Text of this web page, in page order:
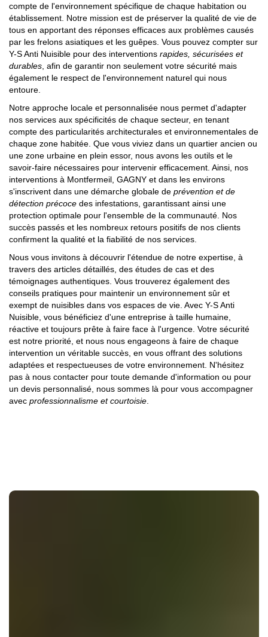
compte de l'environnement spécifique de chaque habitation ou
établissement. Notre mission est de préserver la qualité de vie de
tous en apportant des réponses efficaces aux problèmes causés
par les frelons asiatiques et les guêpes. Vous pouvez compter sur
Y-S Anti Nuisible pour des interventions rapides, sécurisées et
durables , afin de garantir non seulement votre sécurité mais
également le respect de l'environnement naturel qui nous
entoure.
Notre approche locale et personnalisée nous permet d'adapter
nos services aux spécificités de chaque secteur, en tenant
compte des particularités architecturales et environnementales de
chaque zone habitée. Que vous viviez dans un quartier ancien ou
une zone urbaine en plein essor, nous avons les outils et le
savoir-faire nécessaires pour intervenir efficacement. Ainsi, nos
interventions à Montfermeil, GAGNY et dans les environs
s'inscrivent dans une démarche globale de prévention et de
détection précoce des infestations, garantissant ainsi une
protection optimale pour l'ensemble de la communauté. Nos
succès passés et les nombreux retours positifs de nos clients
confirment la qualité et la fiabilité de nos services.
Nous vous invitons à découvrir l'étendue de notre expertise, à
travers des articles détaillés, des études de cas et des
témoignages authentiques. Vous trouverez également des
conseils pratiques pour maintenir un environnement sûr et
exempt de nuisibles dans vos espaces de vie. Avec Y-S Anti
Nuisible, vous bénéficiez d'une entreprise à taille humaine,
réactive et toujours prête à faire face à l'urgence. Votre sécurité
est notre priorité, et nous nous engageons à faire de chaque
intervention un véritable succès, en vous offrant des solutions
adaptées et respectueuses de votre environnement. N'hésitez
pas à nous contacter pour toute demande d'information ou pour
un devis personnalisé, nous sommes là pour vous accompagner
avec professionnalisme et courtoisie